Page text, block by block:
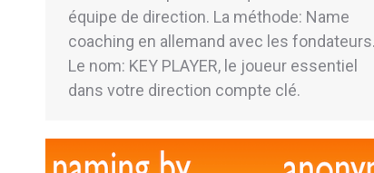
équipe de direction. La méthode: Name
coaching en allemand avec les fondateurs.
Le nom: KEY PLAYER, le joueur essentiel
dans votre direction compte clé.